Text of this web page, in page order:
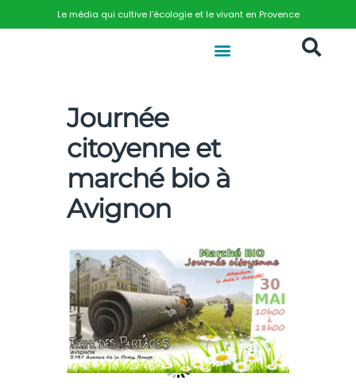
Le média qui cultive l’écologie et le vivant en Provence
Journée
citoyenne et
marché bio à
Avignon